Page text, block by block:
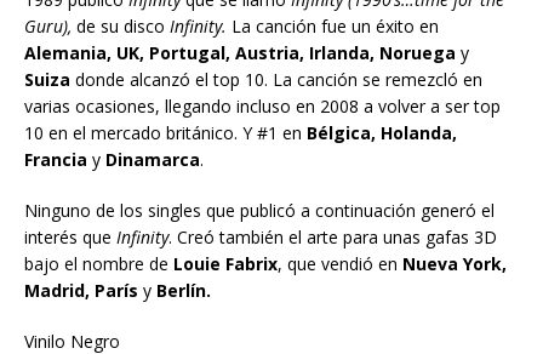
Guru), de su disco Infinity. La canción fue un éxito en
Alemania, UK, Portugal, Austria, Irlanda, Noruega y
Suiza donde alcanzó el top 10. La canción se remezcló en
varias ocasiones, llegando incluso en 2008 a volver a ser top
10 en el mercado británico. Y #1 en Bélgica, Holanda,
Francia y Dinamarca.
Ninguno de los singles que publicó a continuación generó el
interés que Infinity. Creó también el arte para unas gafas 3D
bajo el nombre de Louie Fabrix, que vendió en Nueva York,
Madrid, París y Berlín.
Vinilo Negro